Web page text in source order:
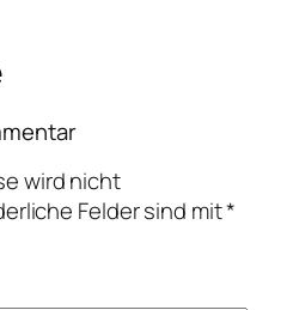
wird nicht
Felder sind mit*